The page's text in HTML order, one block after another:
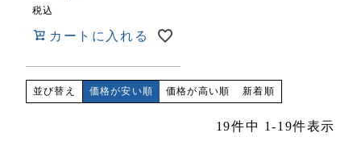
税込
カートに入れる
並び替え 価格が安い順 価格が高い順 新着順
19件中 1-19件表示